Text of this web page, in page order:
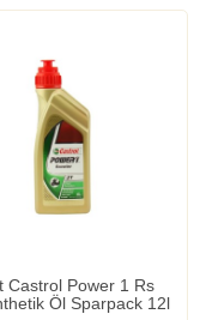
Castrol Power 1 Rs
Öl Sparpack 12l